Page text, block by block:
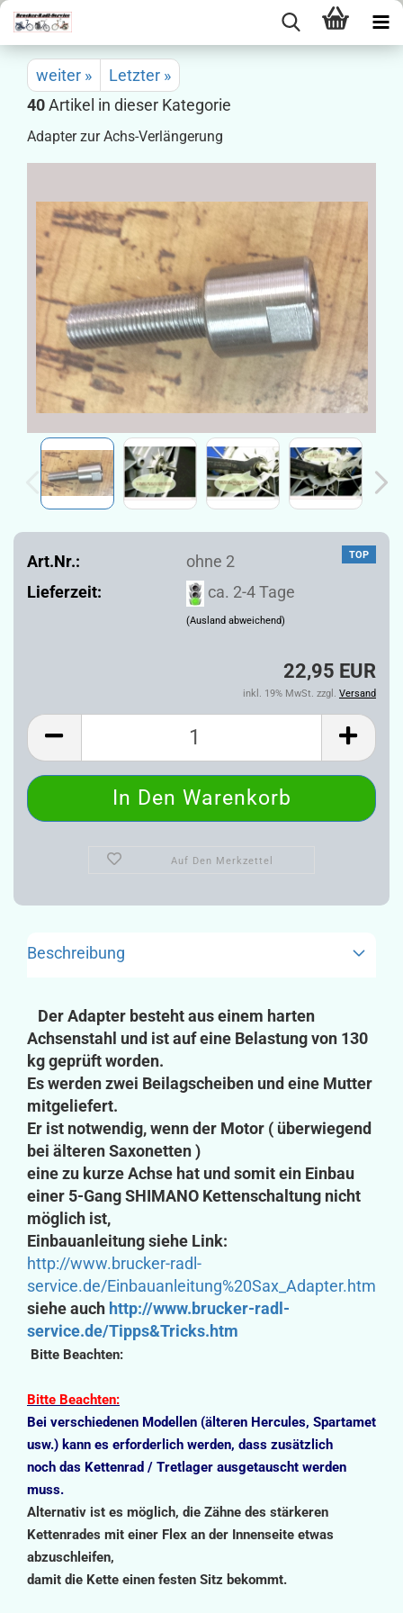
weiter »
Letzter »
40Artikel in dieser Kategorie
Adapter zur Achs-Verlängerung
TOP
Art.Nr.:
ohne 2
Lieferzeit:
ca. 2-4 Tage
(Ausland abweichend)
22,95 EUR
inkl. 19% MwSt. zzgl. Versand
Auf Den Merkzettel
Beschreibung
Der Adapter besteht aus einem harten
Achsenstahl und ist auf eine Belastung von 130
kg geprüft worden.
Es werden zwei Beilagscheiben und eine Mutter
mitgeliefert.
Er ist notwendig, wenn der Motor ( überwiegend
bei älteren Saxonetten )
eine zu kurze Achse hat und somit ein Einbau
einer 5-Gang SHIMANO Kettenschaltung nicht
möglich ist,
Einbauanleitung siehe Link:
http://www.brucker-radl-
service.de/Einbauanleitung%20Sax_Adapter.htm
siehe auch http://www.brucker-radl-
service.de/Tipps&Tricks.htm
Bitte Beachten:
Bitte Beachten:
Bei verschiedenen Modellen (älteren Hercules, Spartamet
usw.) kann es erforderlich werden, dass zusätzlich
noch das Kettenrad / Tretlager ausgetauscht werden
muss.
Alternativ ist es möglich, die Zähne des stärkeren
Kettenrades mit einer Flex an der Innenseite etwas
abzuschleifen,
damit die Kette einen festen Sitz bekommt.